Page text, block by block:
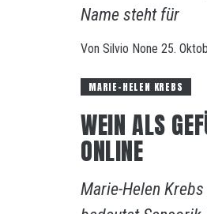
Name steht für
Von Silvio None 25.
MARIE-HELEN KREBS
WEIN ALS
ONLINE
Marie-Helen